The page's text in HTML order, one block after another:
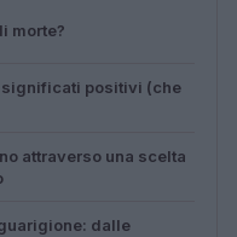
morte?
significati positivi (che
attraverso una scelta
dalle